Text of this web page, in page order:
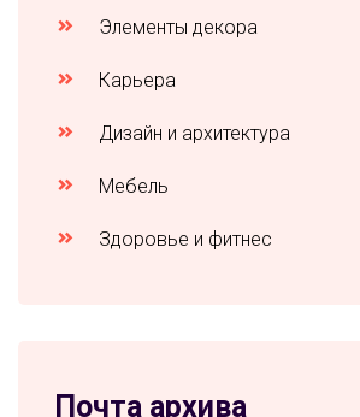
Элементы декора
Карьера
Дизайн и архитектура
Мебель
Здоровье и фитнес
Почта архива